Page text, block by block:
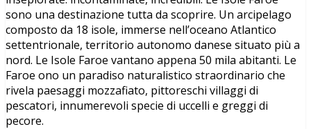
sono una destinazione tutta da scoprire. Un arcipelago
composto da 18 isole, immerse nell’oceano Atlantico
settentrionale, territorio autonomo danese situato più a
nord. Le Isole Faroe vantano appena 50 mila abitanti. Le
Faroe ono un paradiso naturalistico straordinario che
rivela paesaggi mozzafiato, pittoreschi villaggi di
pescatori, innumerevoli specie di uccelli e greggi di
pecore.